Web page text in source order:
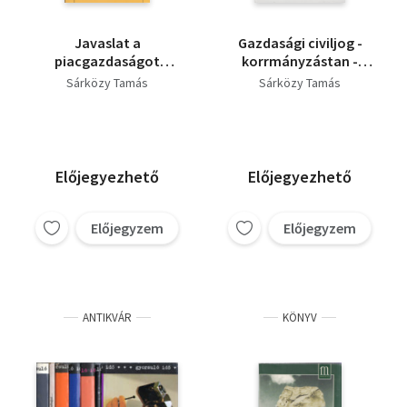
Szerdahelyi Szabolcs
Miklós Tamás
Füredi János
Hegedüs T. András
Javaslat a
piacgazdaságot
szolgáló modern
Sárközy Tamás
Előjegyezhető
Előjegyzem
Gazdasági civiljog -
korrmányzástan -
sportpolitika
Sárközy Tamás
Előjegyezhető
Előjegyzem
ANTIKVÁR KÖNYV